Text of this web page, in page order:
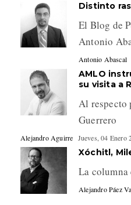
Distinto
El Blog de
Antonio
Antonio Abascal
AMLO
su visita a
Al respecto
Guerrero
Alejandro Aguirre Jueves, 04 Enero
Xóchitl,
La columna
Alejandro Páez